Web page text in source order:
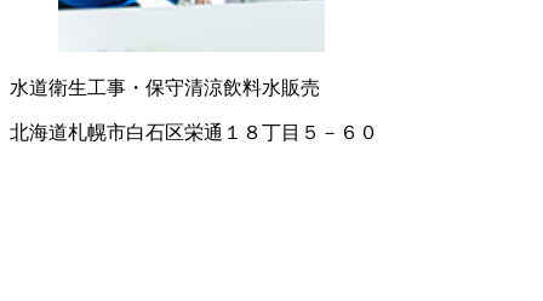
水道衛生工事・保守清涼飲料水販売
北海道札幌市白石区栄通１８丁目５－６０